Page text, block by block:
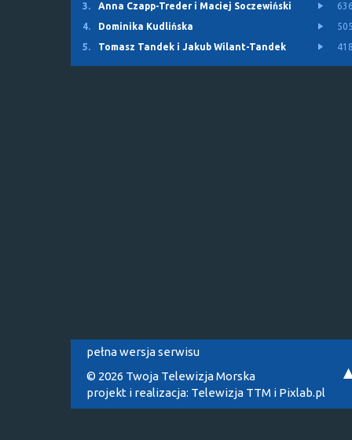
3.
Anna Czapp-Treder i Maciej Soczewiński
4.
Dominika Kudlińska
5.
Tomasz Tandek i Jakub Wilant-Tandek
pełna wersja serwisu
© 2026 Twoja Telewizja Morska
projekt i realizacja: Telewizja TTM i Pixlab.pl